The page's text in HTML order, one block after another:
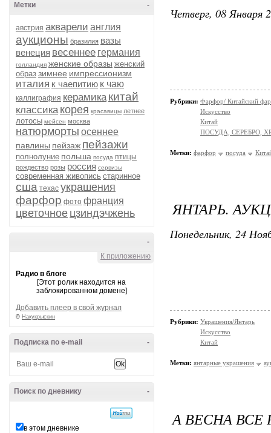
-
Метки
австрия акварели англия
аукционы бразилия вазы
венеция весеннее германия
голландия женские образы женский
образ зимнее импрессионизм
италия к чаепитию к чаю
каллиграфия керамика китай
классика корея красавицы летнее
лотосы мейсен москва
натюрморты осеннее
павлины пейзаж пейзажи
полнолуние польша посуда птицы
рождество розы россия сервизы
современная живопись старинное
сша техас украшения
фарфор фото франция
цветочное цзиндэчжень
-
К приложению
Радио в блоге
[Этот ролик находится на
заблокированном домене]
Добавить плеер в свой журнал
© Накукрыскин
-
Подписка по e-mail
-
Поиск по дневнику
в этом дневнике
Четверг, 08 Января
Рубрики: Фарфор/ Китайский
Искусство
Китай
ПОСУДА, СЕРЕБРО,
Метки: фарфор посуда
ЯНТАРЬ.
Понедельник, 24
Рубрики: Украшения/Янтарь
Искусство
Китай
Метки: янтарные украшения
А ВЕСНА ВСЕ